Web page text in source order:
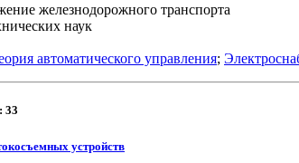
железнодорожного транспорта
наук
автоматического управления;
33
устройств